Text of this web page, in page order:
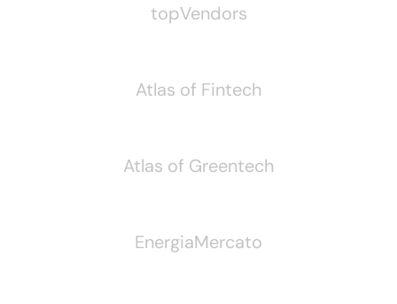
topVendors
Atlas of Fintech
Atlas of Greentech
EnergiaMercato